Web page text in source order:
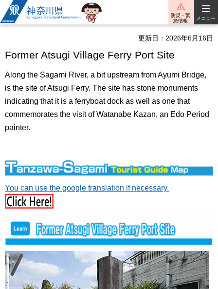
神奈川県
防災・緊
急情報
メニュー
更新日：2026年6月16日
Former Atsugi Village Ferry Port Site
Along the Sagami River, a bit upstream from Ayumi Bridge,
is the site of Atsugi Ferry. The site has stone monuments
indicating that it is a ferryboat dock as well as one that
commemorates the visit of Watanabe Kazan, an Edo Period
painter.
You can use the google translation if necessary.